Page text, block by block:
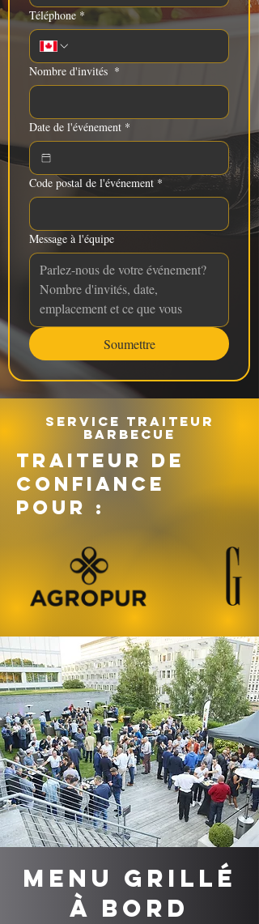
Téléphone *
Nombre d'invités *
Date de l'événement *
Code postal de l'événement *
Message à l'équipe
Soumettre
Service traiteur
barbecue
TRAITEUR DE
CONFIANCE
POUR :
Menu grillé
à bord